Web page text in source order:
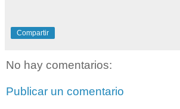
Compartir
No hay comentarios:
Publicar un comentario